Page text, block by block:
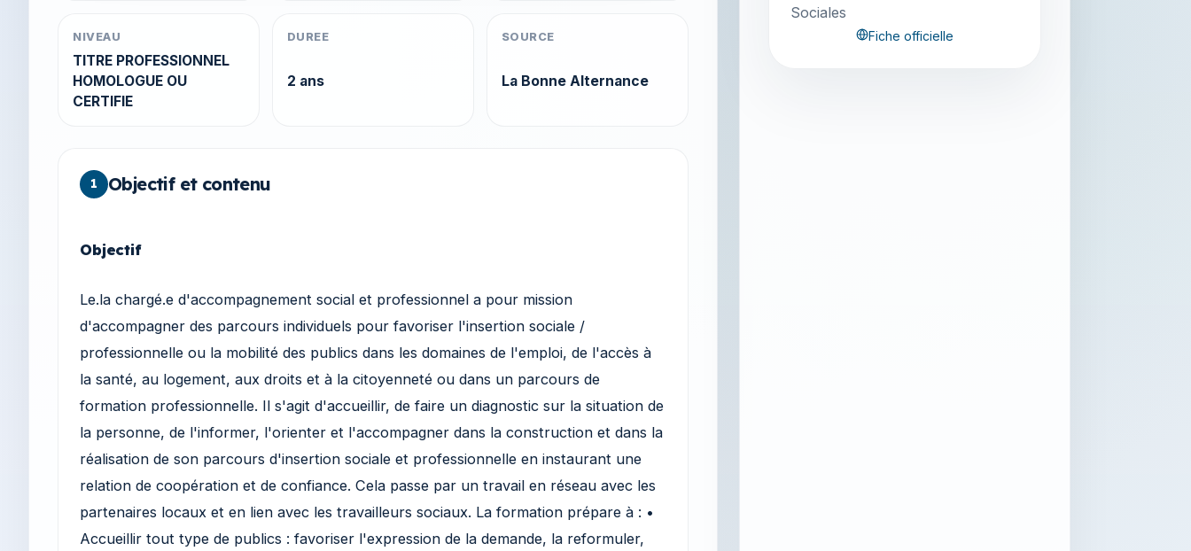
NIVEAU
TITRE PROFESSIONNEL
HOMOLOGUE OU
CERTIFIE
DUREE
2 ans
SOURCE
La Bonne Alternance
1 Objectif et contenu
Objectif
Le.la chargé.e d'accompagnement social et professionnel a pour mission
d'accompagner des parcours individuels pour favoriser l'insertion sociale /
professionnelle ou la mobilité des publics dans les domaines de l'emploi, de l'accès à
la santé, au logement, aux droits et à la citoyenneté ou dans un parcours de
formation professionnelle. Il s'agit d'accueillir, de faire un diagnostic sur la situation de
la personne, de l'informer, l'orienter et l'accompagner dans la construction et dans la
réalisation de son parcours d'insertion sociale et professionnelle en instaurant une
relation de coopération et de confiance. Cela passe par un travail en réseau avec les
partenaires locaux et en lien avec les travailleurs sociaux. La formation prépare à : •
Accueillir tout type de publics : favoriser l'expression de la demande, la reformuler,
Sociales
Fiche officielle